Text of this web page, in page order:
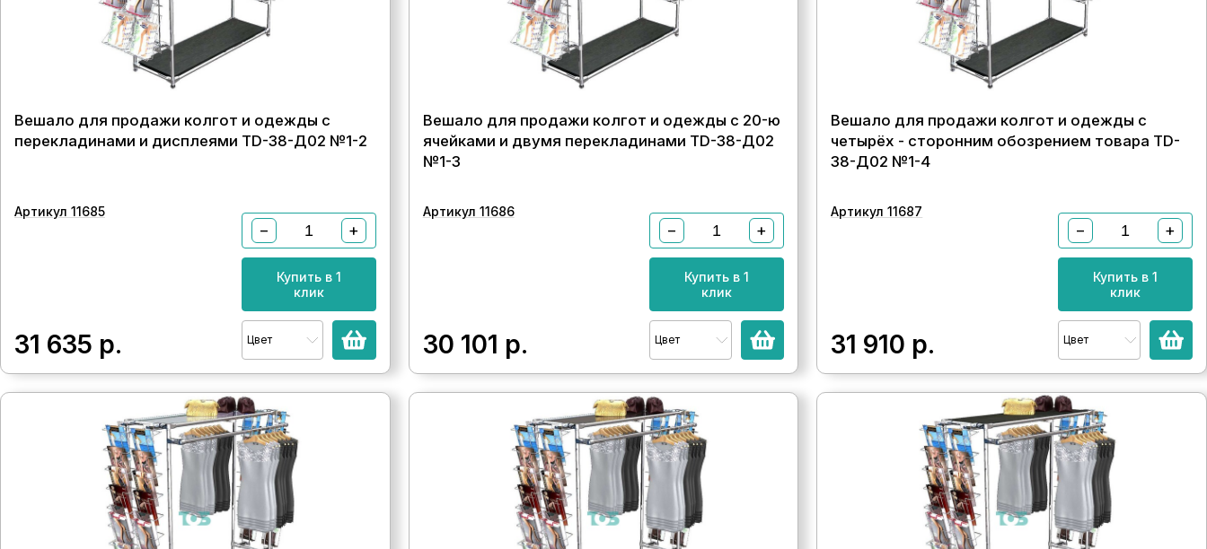
Вешало для продажи колгот и одежды с
перекладинами и дисплеями TD-38-Д02 №1-2
Артикул 11685
31 635 р.
− +
Купить в 1
клик
Цвет
Вешало для продажи колгот и одежды с 20-ю
ячейками и двумя перекладинами TD-38-Д02
№1-3
Артикул 11686
30 101 р.
− +
Купить в 1
клик
Цвет
Вешало для продажи колгот и одежды с
четырёх - сторонним обозрением товара TD-
38-Д02 №1-4
Артикул 11687
31 910 р.
− +
Купить в 1
клик
Цвет